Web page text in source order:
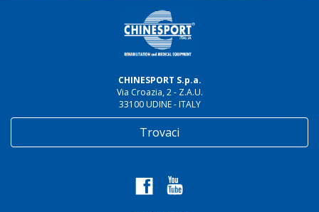
CHINESPORT S.p.a.
Via Croazia, 2 - Z.A.U.
33100 UDINE - ITALY
Trovaci